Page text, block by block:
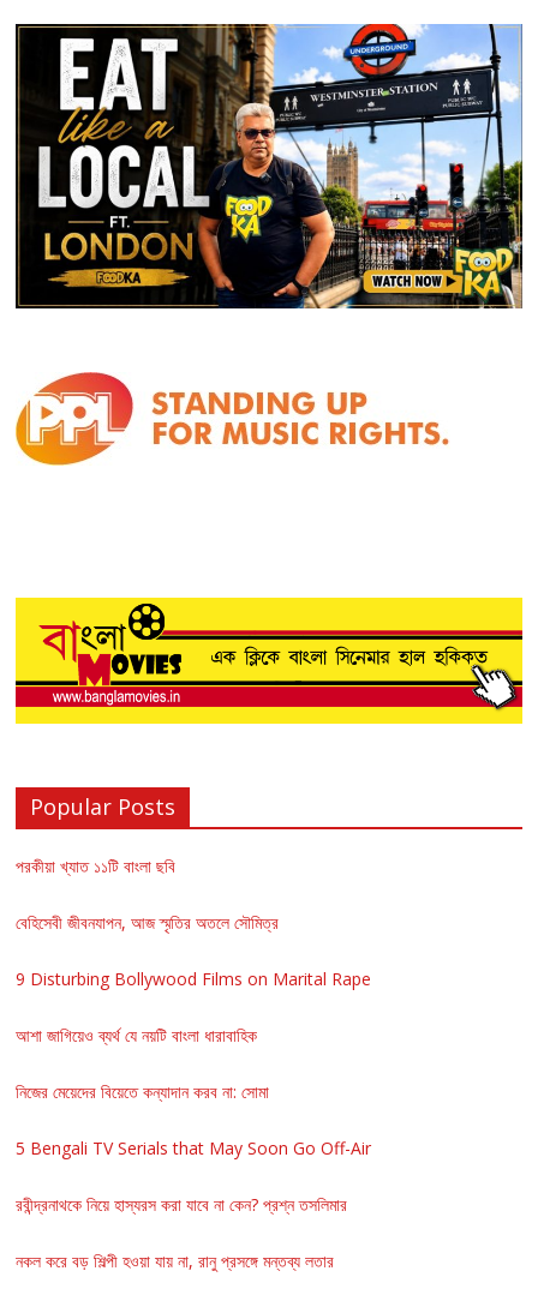
Popular Posts
পরকীয়া খ্যাত ১১টি বাংলা ছবি
বেহিসেবী জীবনযাপন, আজ স্মৃতির অতলে সৌমিত্র
9 Disturbing Bollywood Films on Marital Rape
আশা জাগিয়েও ব্যর্থ যে নয়টি বাংলা ধারাবাহিক
নিজের মেয়েদের বিয়েতে কন্যাদান করব না: সোমা
5 Bengali TV Serials that May Soon Go Off-Air
রবীন্দ্রনাথকে নিয়ে হাস্যরস করা যাবে না কেন? প্রশ্ন তসলিমার
নকল করে বড় শিল্পী হওয়া যায় না, রানু প্রসঙ্গে মন্তব্য লতার